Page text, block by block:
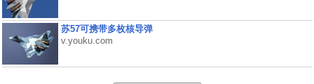
苏57可携带多枚核导弹
v.youku.com